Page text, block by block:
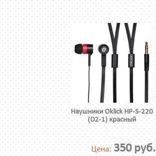
Наушники Oklick HP-S-220
(D2-1) красный
Цена: 350 руб.